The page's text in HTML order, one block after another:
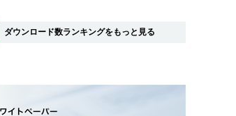
ダウンロード数ランキングをもっと見る